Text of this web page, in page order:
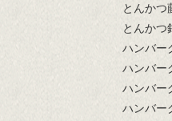
とんかつ
とんかつ
ハンバー
ハンバー
ハンバー
ハンバー